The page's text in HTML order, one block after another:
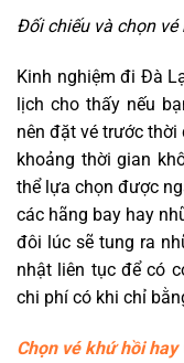
Đối chiếu và chọn
Kinh nghiệm đi Đà
lịch cho thấy nếu
nên đặt vé trước
khoảng thời gian
thể lựa chọn được
các hãng bay hay
đôi lúc sẽ tung ra
nhật liên tục để có
chi phí có khi chỉ
Chọn vé khứ hồi hay